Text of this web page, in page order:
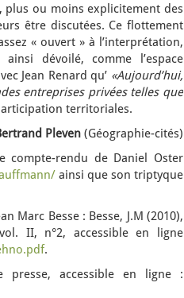
plus ou moins explicitement des
être discutées. Ce flottement
« ouvert » à l’interprétation,
dévoilé, comme l’espace
Jean Renard qu’ «Aujourd’hui,
entreprises privées telles que
territoriales.
Pleven (Géographie-cités)
compte-rendu de Daniel Oster
ainsi que son triptyque
Marc Besse : Besse, J.M (2010),
II, n°2, accessible en ligne
.
presse, accessible en ligne :